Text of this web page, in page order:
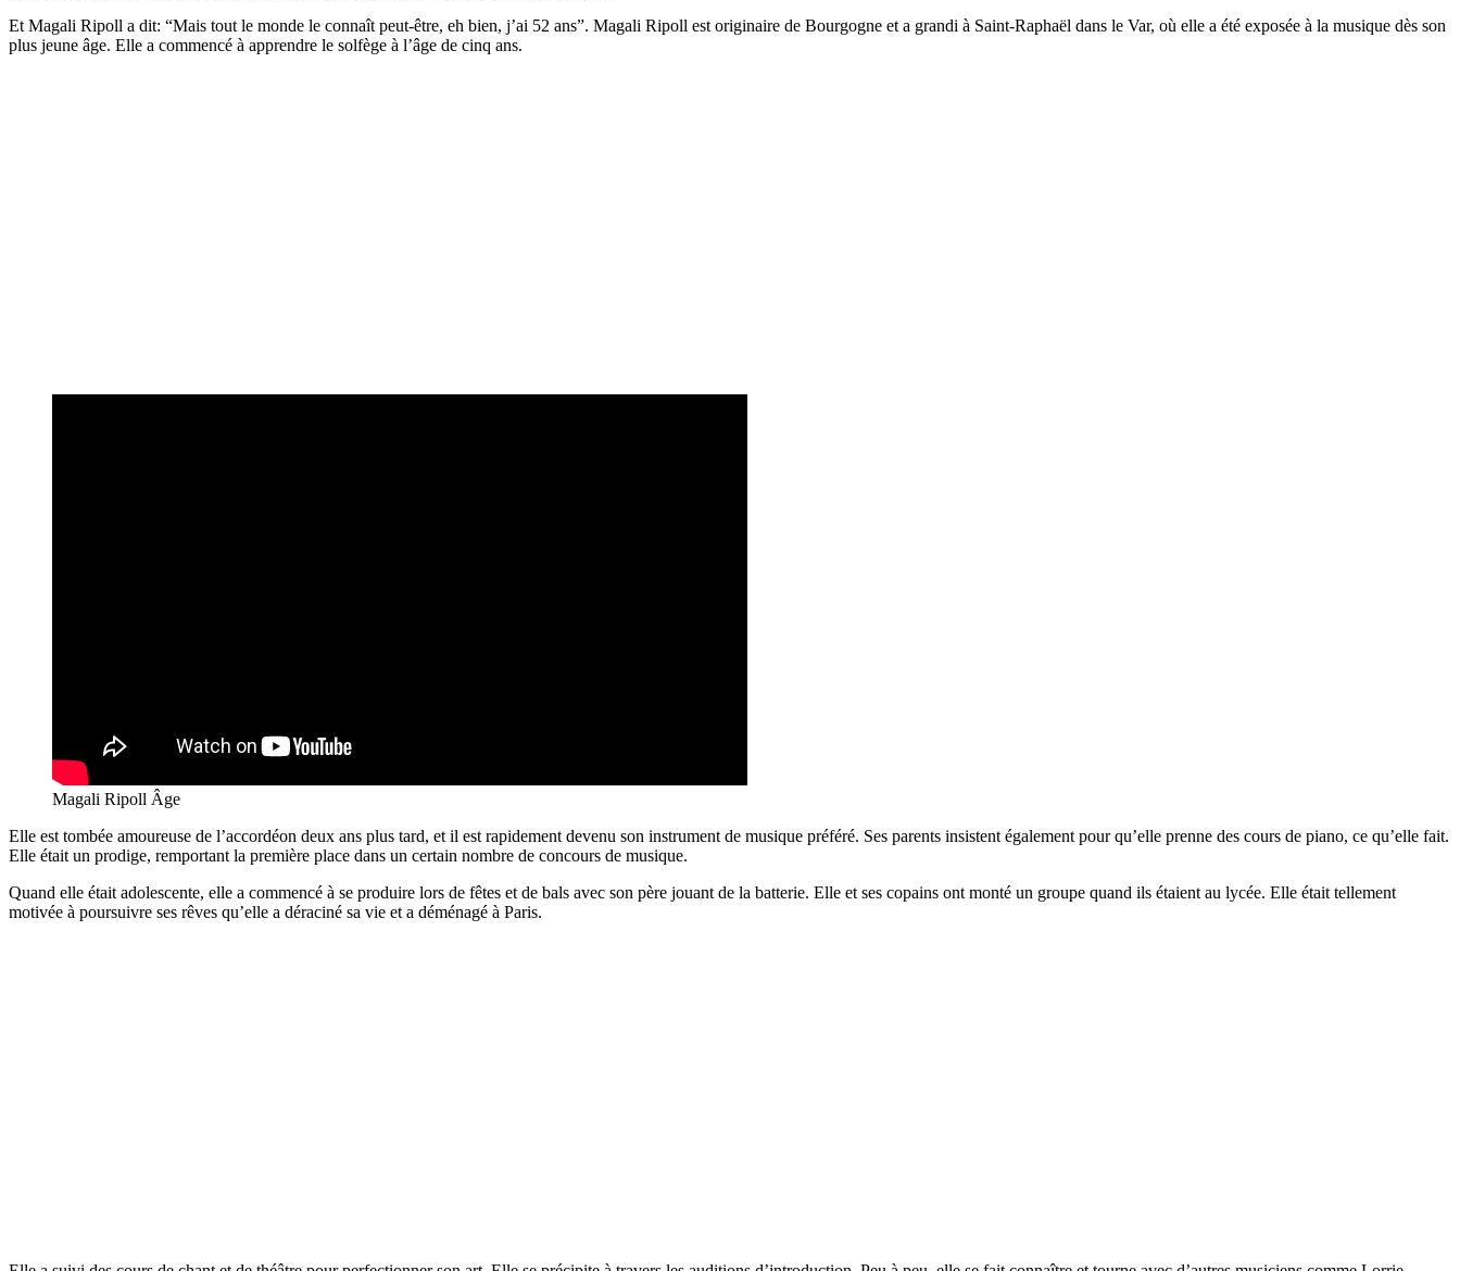
Et Magali Ripoll a dit: “Mais tout le monde le connaît peut-être, eh bien, j’ai 52 ans”. Magali Ripoll est originaire de Bourgogne et a grandi à Saint-Raphaël dans le Var, où elle a été exposée à la musique dès son
plus jeune âge. Elle a commencé à apprendre le solfège à l’âge de cinq ans.
Magali Ripoll Âge
Elle est tombée amoureuse de l’accordéon deux ans plus tard, et il est rapidement devenu son instrument de musique préféré. Ses parents insistent également pour qu’elle prenne des cours de piano, ce qu’elle fait.
Elle était un prodige, remportant la première place dans un certain nombre de concours de musique.
Quand elle était adolescente, elle a commencé à se produire lors de fêtes et de bals avec son père jouant de la batterie. Elle et ses copains ont monté un groupe quand ils étaient au lycée. Elle était tellement
motivée à poursuivre ses rêves qu’elle a déraciné sa vie et a déménagé à Paris.